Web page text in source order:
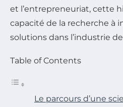
et l’entrepreneuriat, cette
capacité de la recherche à
solutions dans l’industrie
Table of Contents
Le parcours d’une